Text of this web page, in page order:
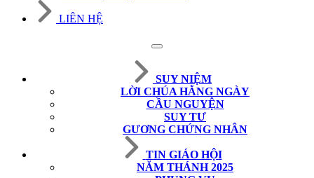
LIÊN HỆ
SUY NIỆM
LỜI CHÚA HẰNG NGÀY
CẦU NGUYỆN
SUY TƯ
GƯƠNG CHỨNG NHÂN
TIN GIÁO HỘI
NĂM THÁNH 2025